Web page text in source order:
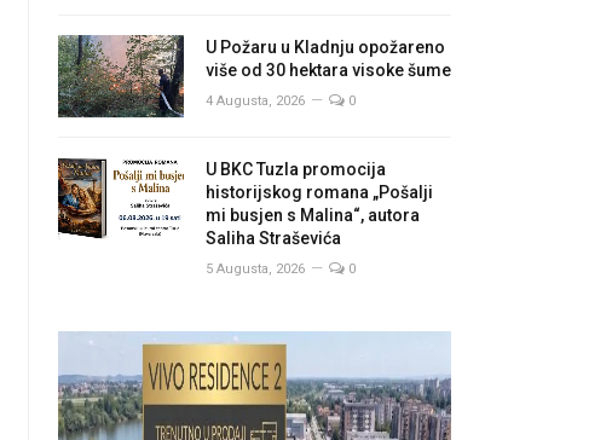
U Požaru u Kladnju opožareno
više od 30 hektara visoke šume
4 Augusta, 2026 0
U BKC Tuzla promocija
historijskog romana „Pošalji
mi busjen s Malina“, autora
Saliha Straševića
5 Augusta, 2026 0